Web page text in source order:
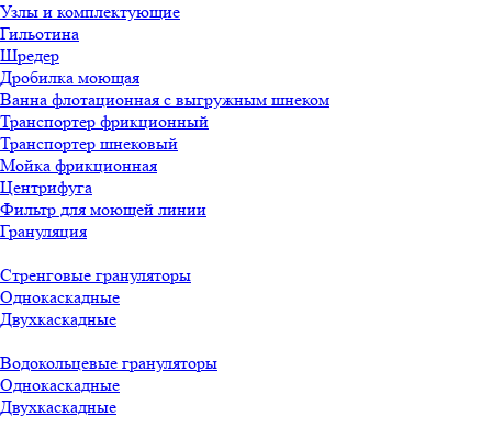
Узлы и комплектующие
Гильотина
Шредер
Дробилка моющая
Ванна флотационная с выгружным шнеком
Транспортер фрикционный
Транспортер шнековый
Мойка фрикционная
Центрифуга
Фильтр для моющей линии
Грануляция
Стренговые грануляторы
Однокаскадные
Двухкаскадные
Водокольцевые грануляторы
Однокаскадные
Двухкаскадные